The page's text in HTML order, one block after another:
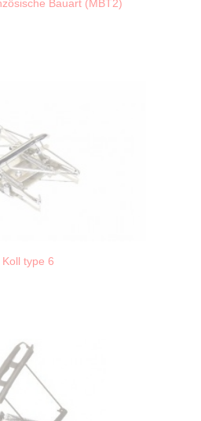
Bauart (MBT2)
type 6